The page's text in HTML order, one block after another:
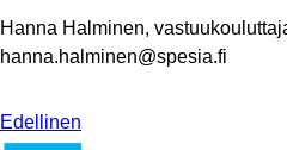
Hanna Halminen,
hanna.halminen@spesia.fi
Edellinen